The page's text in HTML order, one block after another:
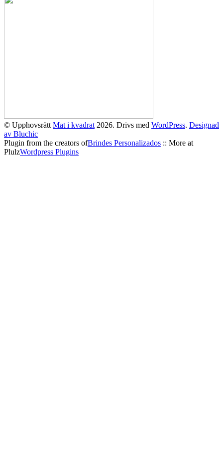
© Upphovsrätt Mat i kvadrat 2026. Drivs med WordPress. Designad
av Bluchic
Plugin from the creators ofBrindes Personalizados :: More at
PlulzWordpress Plugins